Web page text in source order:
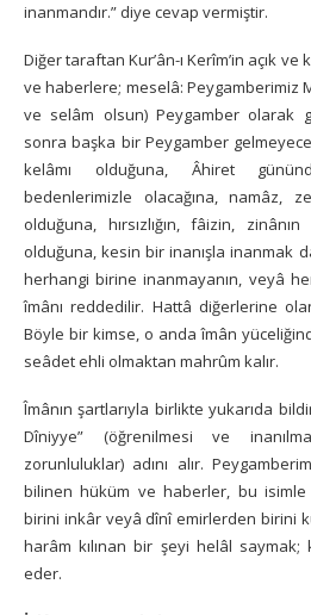
inanmandır.” diye cevap vermiştir.
Diğer taraftan Kur’ân-ı Kerîm’in açık
ve haberlere; meselâ: Peygamberimiz
ve selâm olsun) Peygamber olarak
sonra başka bir Peygamber
kelâmı olduğuna, Âhiret
bedenlerimizle olacağına, namâz,
olduğuna, hırsızlığın, fâizin,
olduğuna, kesin bir inanışla inanmak
herhangi birine inanmayanın, veyâ
îmânı reddedilir. Hattâ diğerlerine
Böyle bir kimse, o anda îmân
seâdet ehli olmaktan mahrûm kalır.
Îmânın şartlarıyla birlikte yukarıda
Dîniyye” (öğrenilmesi ve
zorunluluklar) adını alır.
bilinen hüküm ve haberler, bu isimle
birini inkâr veyâ dînî emirlerden birini
harâm kılınan bir şeyi helâl saymak;
eder.